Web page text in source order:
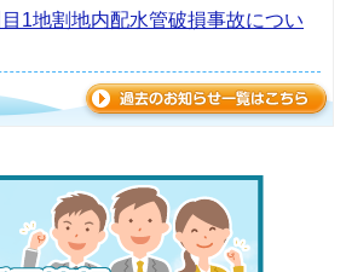
1地割地内配水管破損事故につい